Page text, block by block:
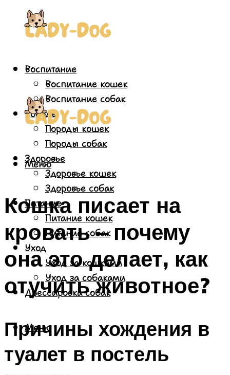
Воспитание
Воспитание кошек
Воспитание собак
Породы
Породы кошек
Породы собак
Здоровье
Здоровье кошек
Здоровье собак
Питание
Питание кошек
Питание собак
Уход
Уход за кошками
Уход за собаками
Дрессировка собак
Меню
Меню
Кошка писает на
кровать – почему
она это делает, как
отучить животное?
Причины хождения в
туалет в постель